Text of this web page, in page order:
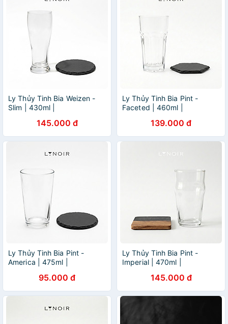
Ly Thủy Tinh Bia Weizen -
Slim | 430ml |
145.000 đ
Ly Thủy Tinh Bia Pint -
Faceted | 460ml |
139.000 đ
Ly Thủy Tinh Bia Pint -
America | 475ml |
95.000 đ
Ly Thủy Tinh Bia Pint -
Imperial | 470ml |
145.000 đ